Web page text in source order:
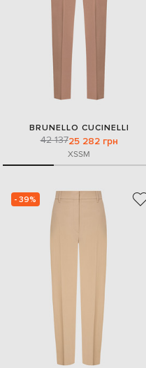
BRUNELLO CUCINELLI
42 13725 282 грн
XSSM
- 39%